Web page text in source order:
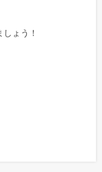
ょう！